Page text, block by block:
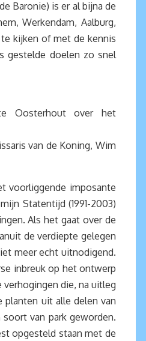
Baronie) is er al bijna de
Werkendam, Aalburg,
kijken of met de kennis
gestelde doelen zo snel
Oosterhout over het
van de Koning, Wim
voorliggende imposante
Statentijd (1991-2003)
Als het gaat over de
de verdiepte gelegen
meer echt uitnodigend.
inbreuk op het ontwerp
verhogingen die, na uitleg
uit alle delen van
van park geworden.
opgesteld staan met de